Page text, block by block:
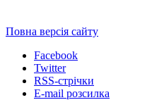
Повна версія сайту
Facebook
Twitter
RSS-стрічки
E-mail розсилка